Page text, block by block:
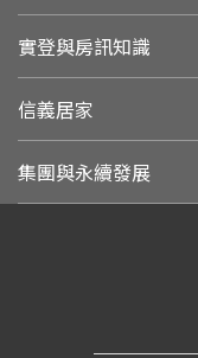
實登與房訊知識
信義居家
集團與永續發展